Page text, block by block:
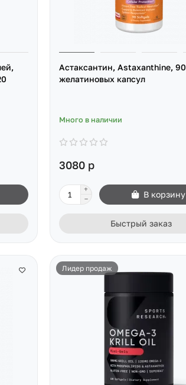
Астаксантин, Astaxanthine, 90
желатиновых капсул
Много в наличии
3080 р
В корзину
Быстрый заказ
Лидер продаж